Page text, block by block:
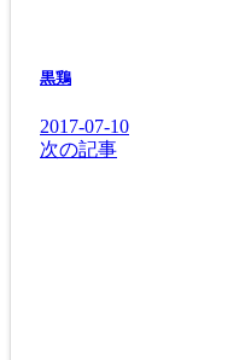
黒鶏
2017-07-10
次の記事